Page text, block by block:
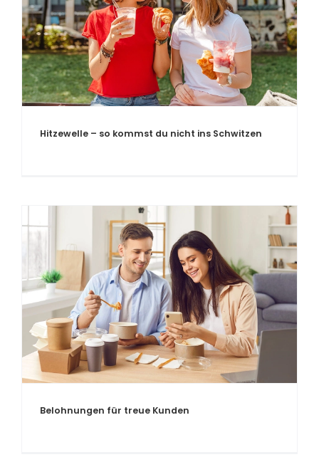
Hitzewelle – so kommst du nicht ins Schwitzen
Belohnungen für treue Kunden